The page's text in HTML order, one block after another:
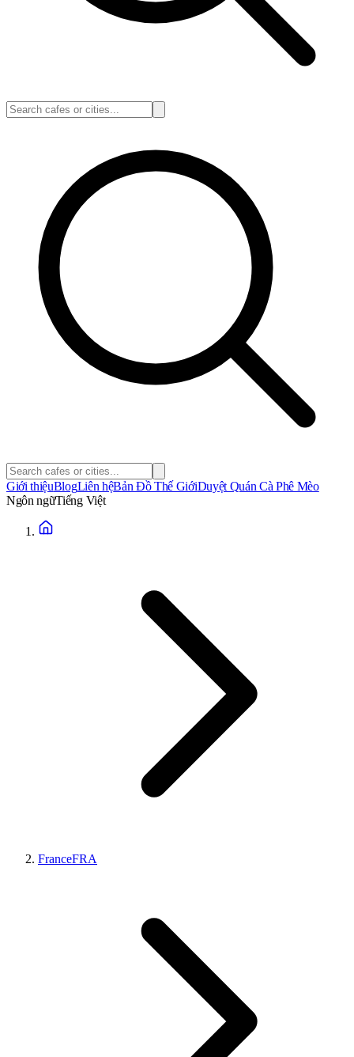
Giới thiệuBlogLiên hệBản Đồ Thế GiớiDuyệt Quán Cà Phê Mèo
Ngôn ngữTiếng Việt
FranceFRA